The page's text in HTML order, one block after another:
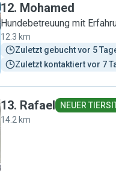
12. Mohamed
Hundebetreuung mit
12.3 km
Zuletzt gebucht vor 5
Zuletzt kontaktiert vor 7
13. Rafael
NEUER
14.2 km